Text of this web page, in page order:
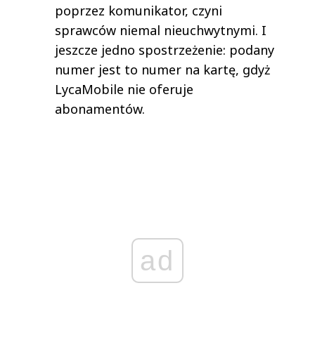
poprzez komunikator, czyni
sprawców niemal nieuchwytnymi. I
jeszcze jedno spostrzeżenie: podany
numer jest to numer na kartę, gdyż
LycaMobile nie oferuje
abonamentów.
ad